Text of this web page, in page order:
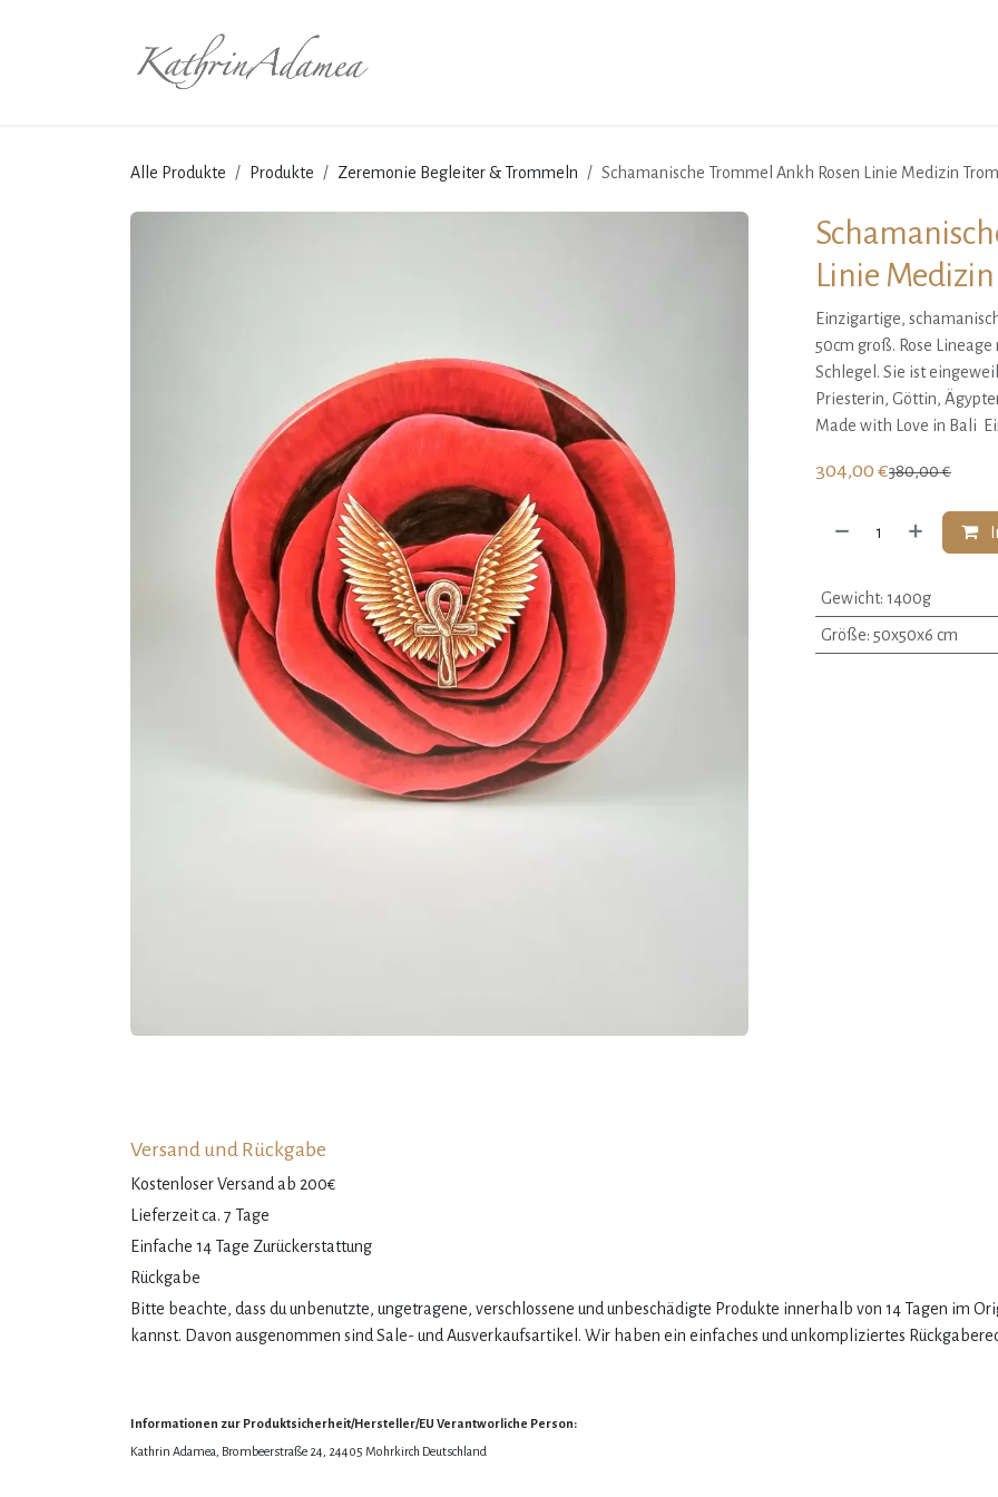
Alle Produkte Produkte Zeremonie Begleiter & Trommeln Schamanische Trommel Ankh Rosen Linie Medizin
Linie
Einzigartige,
50cm groß. Rose
Schlegel. Sie ist
Priesterin, Göttin,
Made with Love in Bali
304,00 €380,00€
Gewicht: 1400g
Größe: 50x50x6 cm
Versand und Rückgabe
Kostenloser Versand ab 200€
Lieferzeit ca. 7 Tage
Einfache 14 Tage Zurückerstattung
Rückgabe
Bitte beachte, dass du unbenutzte, ungetragene, verschlossene und unbeschädigte Produkte innerhalb von 14 Tagen im
kannst. Davon ausgenommen sind Sale- und Ausverkaufsartikel. Wir haben ein einfaches und unkompliziertes
Informationen zur Produktsicherheit/Hersteller/EU Verantworliche Person:
Kathrin Adamea, Brombeerstraße 24, 24405 Mohrkirch Deutschland